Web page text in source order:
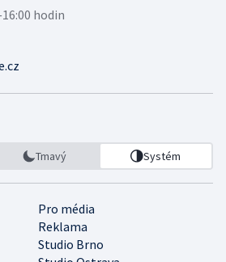
hodin
Tmavý Systém
Pro média
Reklama
Studio Brno